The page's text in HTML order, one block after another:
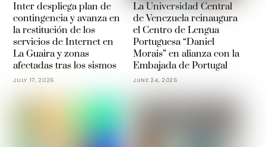
Inter despliega plan de
contingencia y avanza en
la restitución de los
servicios de Internet en
La Guaira y zonas
afectadas tras los sismos
JULY 17, 2026
La Universidad Central
de Venezuela reinaugura
el Centro de Lengua
Portuguesa “Daniel
Morais” en alianza con la
Embajada de Portugal
JUNE 24, 2026